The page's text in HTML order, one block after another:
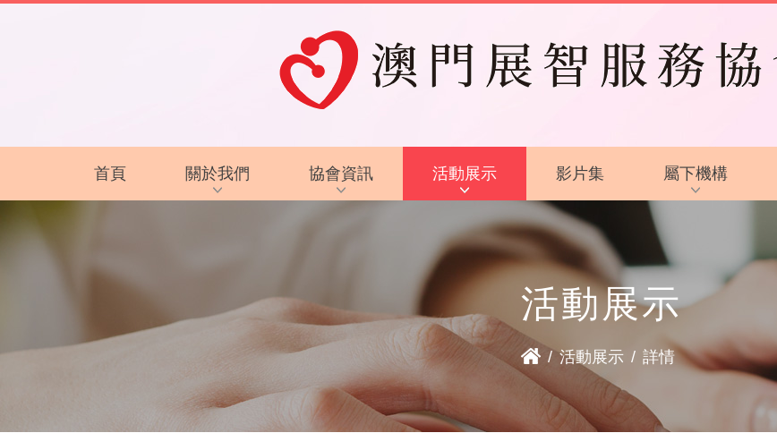
首頁 關於我們
智障的認識
協會資訊 活動展示
活動花絮
活動預告
影片集 屬下機構
啟智學校
啟智早期訓練中心
啟能中心
啟康中心
心明治小食店
活動展示
/ 活動展示 / 詳情